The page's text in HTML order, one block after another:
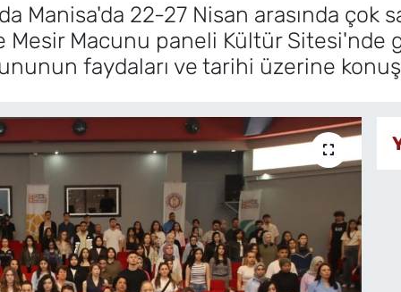
Manisa'da 22-27 Nisan arasında çok
Mesir Macunu paneli Kültür Sitesi'nde
faydaları ve tarihi üzerine